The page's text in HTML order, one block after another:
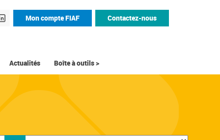
Mon compte FIAF Contactez-nous
Actualités Boîte à outils >